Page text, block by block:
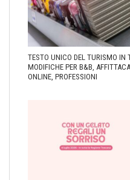
TESTO UNICO DEL TURISMO IN
MODIFICHE PER B&B,
ONLINE, PROFESSIONI